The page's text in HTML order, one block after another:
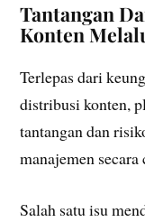
Tantangan
Konten
Terlepas dari
distribusi konten,
tantangan dan
manajemen secara
Salah satu isu